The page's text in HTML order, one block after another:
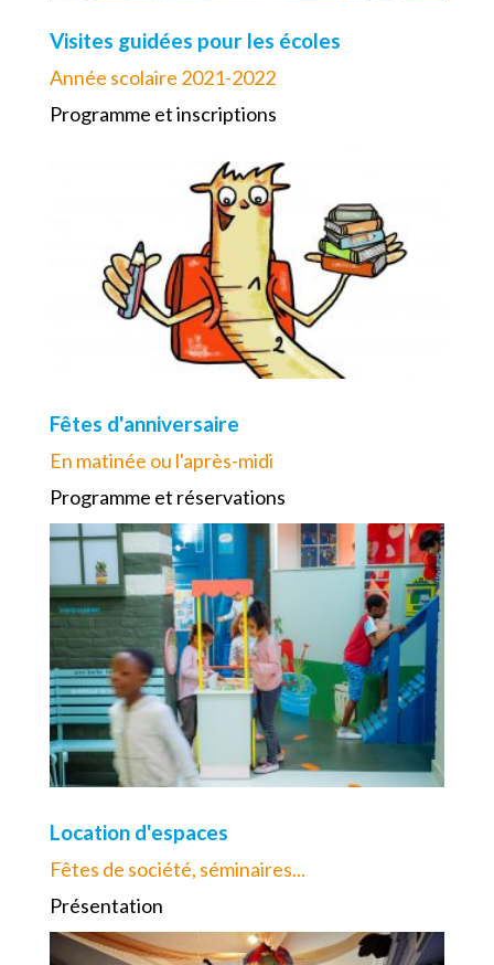
Visites guidées pour les écoles
Année scolaire 2021-2022
Programme et inscriptions
Fêtes d'anniversaire
En matinée ou l'après-midi
Programme et réservations
Location d'espaces
Fêtes de société, séminaires...
Présentation